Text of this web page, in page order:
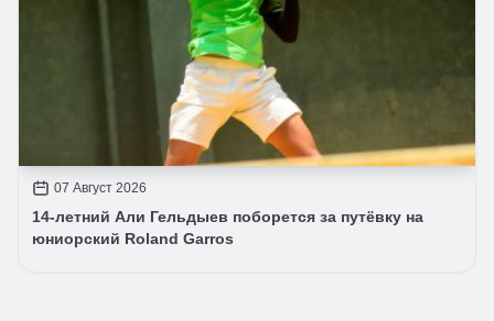
07 Август 2026
14-летний Али Гельдыев поборется за путёвку на
юниорский Roland Garros